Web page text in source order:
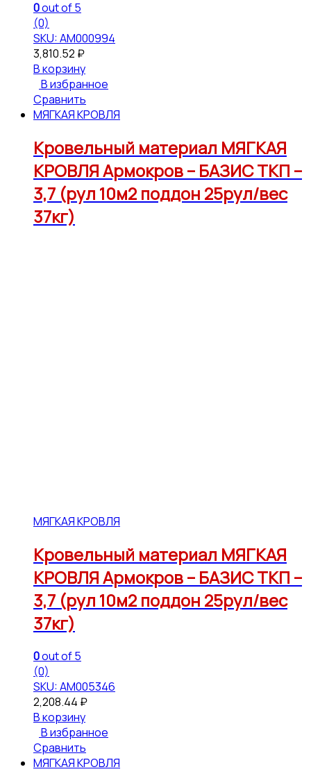
0out of 5
(0)
SKU: АМ000994
3,810.52 ₽
В корзину
В избранное
Сравнить
МЯГКАЯ КРОВЛЯ
Кровельный материал МЯГКАЯ
КРОВЛЯ Армокров – БАЗИС ТКП –
3,7 (рул 10м2 поддон 25рул/вес
37кг)
МЯГКАЯ КРОВЛЯ
Кровельный материал МЯГКАЯ
КРОВЛЯ Армокров – БАЗИС ТКП –
3,7 (рул 10м2 поддон 25рул/вес
37кг)
0out of 5
(0)
SKU: АМ005346
2,208.44 ₽
В корзину
В избранное
Сравнить
МЯГКАЯ КРОВЛЯ